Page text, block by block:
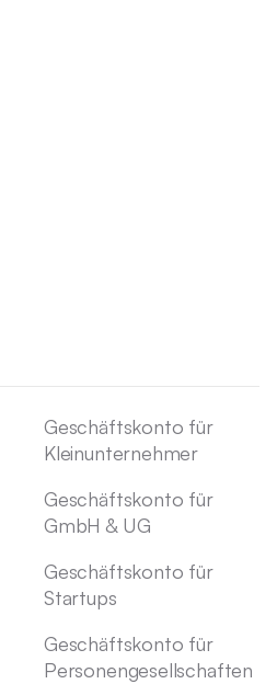
Geschäftskonto für
Kleinunternehmer
Geschäftskonto für
GmbH & UG
Geschäftskonto für
Startups
Geschäftskonto für
Personengesellschaften